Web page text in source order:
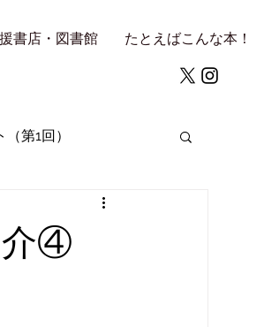
書店・図書館 たとえばこんな本！
第1回）
介④